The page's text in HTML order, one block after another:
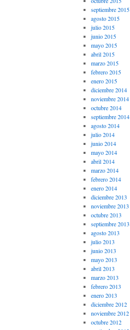
septiembre 2015
agosto 2015
julio 2015
junio 2015
mayo 2015
abril 2015
marzo 2015
febrero 2015
enero 2015
diciembre 2014
noviembre 2014
octubre 2014
septiembre 2014
agosto 2014
julio 2014
junio 2014
mayo 2014
abril 2014
marzo 2014
febrero 2014
enero 2014
diciembre 2013
noviembre 2013
octubre 2013
septiembre 2013
agosto 2013
julio 2013
junio 2013
mayo 2013
abril 2013
marzo 2013
febrero 2013
enero 2013
diciembre 2012
noviembre 2012
octubre 2012